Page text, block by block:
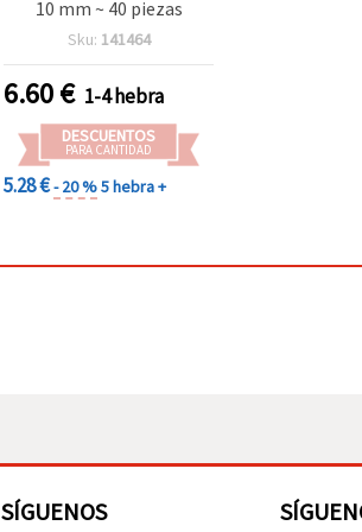
10 mm ~ 40 piezas
Sku: 141464
6.60€ 1-4 hebra
DESCUENTOS
PARA CANTIDAD
5.28 €- 20 %5 hebra +
SÍGUENOS